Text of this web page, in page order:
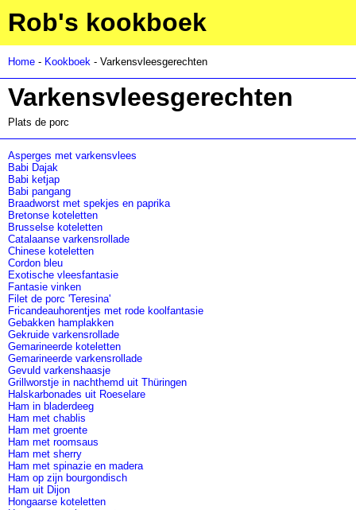
Rob's kookboek
Home - Kookboek - Varkensvleesgerechten
Varkensvleesgerechten
Plats de porc
Asperges met varkensvlees
Babi Dajak
Babi ketjap
Babi pangang
Braadworst met spekjes en paprika
Bretonse koteletten
Brusselse koteletten
Catalaanse varkensrollade
Chinese koteletten
Cordon bleu
Exotische vleesfantasie
Fantasie vinken
Filet de porc 'Teresina'
Fricandeauhorentjes met rode koolfantasie
Gebakken hamplakken
Gekruide varkensrollade
Gemarineerde koteletten
Gemarineerde varkensrollade
Gevuld varkenshaasje
Grillworstje in nachthemd uit Thüringen
Halskarbonades uit Roeselare
Ham in bladerdeeg
Ham met chablis
Ham met groente
Ham met roomsaus
Ham met sherry
Ham met spinazie en madera
Ham op zijn bourgondisch
Ham uit Dijon
Hongaarse koteletten